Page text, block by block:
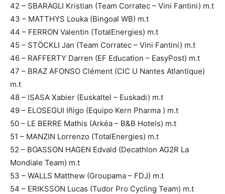
42 – SBARAGLI Kristian (Team Corratec – Vini Fantini) m.t
43 – MATTHYS Louka (Bingoal WB) m.t
44 – FERRON Valentin (TotalEnergies) m.t
45 – STÖCKLI Jan (Team Corratec – Vini Fantini) m.t
46 – RAFFERTY Darren (EF Education – EasyPost) m.t
47 – BRAZ AFONSO Clément (CIC U Nantes Atlantique)
m.t
48 – ISASA Xabier (Euskaltel – Euskadi) m.t
49 – ELOSEGUI Iñigo (Equipo Kern Pharma ) m.t
50 – LE BERRE Mathis (Arkéa – B&B Hotels) m.t
51 – MANZIN Lorrenzo (TotalEnergies) m.t
52 – BOASSON HAGEN Edvald (Decathlon AG2R La
Mondiale Team) m.t
53 – WALLS Matthew (Groupama – FDJ) m.t
54 – ERIKSSON Lucas (Tudor Pro Cycling Team) m.t